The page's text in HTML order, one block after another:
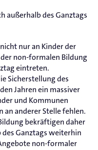
außerhalb des Ganztags
nur an Kinder der
non-formalen Bildung
eintreten.
Sicherstellung des
Jahren ein massiver
und Kommunen
anderer Stelle fehlen.
bekräftigen daher
Ganztags weiterhin
non-formaler